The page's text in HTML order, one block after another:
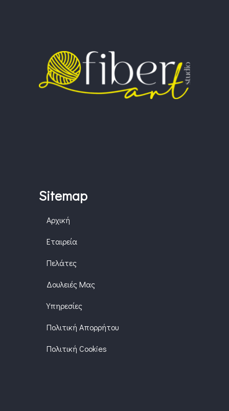
Sitemap
Αρχική
Εταιρεία
Πελάτες
Δουλειές Μας
Υπηρεσίες
Πολιτική Απορρήτου
Πολιτική Cookies